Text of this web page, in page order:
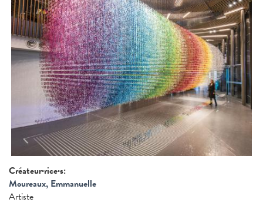
Créateur·rice·s:
Moureaux, Emmanuelle
Artiste